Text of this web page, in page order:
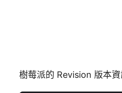
樹莓派的 Revision 版本